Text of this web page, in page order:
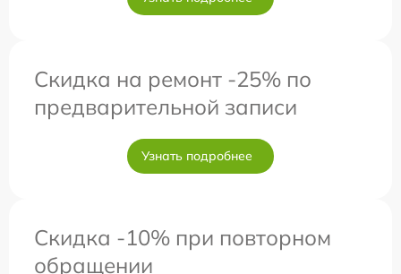
Скидка на ремонт -25% по
предварительной записи
Узнать подробнее
Скидка -10% при повторном
обращении